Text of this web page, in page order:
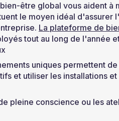
être global vous aident à
le moyen idéal d'assurer
La plateforme de
tout au long de l'année
uniques permettent
et utiliser les installations et
pleine conscience ou les